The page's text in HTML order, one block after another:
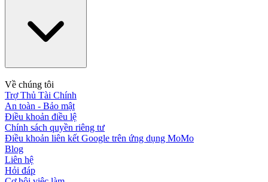
Về chúng tôi
Trợ Thủ Tài Chính
An toàn - Bảo mật
Điều khoản điều lệ
Chính sách quyền riêng tư
Điều khoản liên kết Google trên ứng dụng MoMo
Blog
Liên hệ
Hỏi đáp